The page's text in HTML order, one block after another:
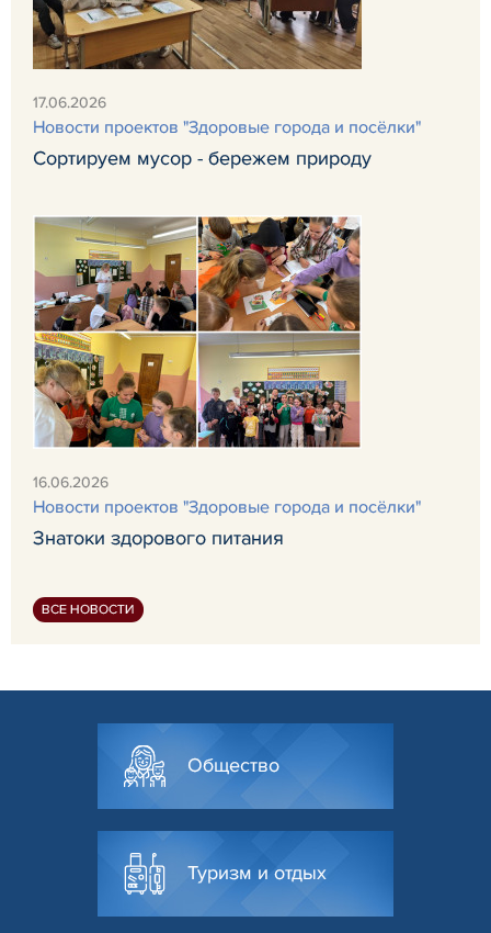
17.06.2026
Новости проектов "Здоровые города и посёлки"
Сортируем мусор - бережем природу
16.06.2026
Новости проектов "Здоровые города и посёлки"
Знатоки здорового питания
ВСЕ НОВОСТИ
Общество
Туризм и отдых